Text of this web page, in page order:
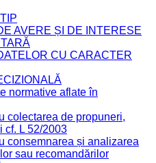
AVERE ȘI DE INTERESE
CU CARACTER
normative aflate în
colectarea de propuneri,
cf. L 52/2003
consemnarea și analizarea
sau recomandărilor